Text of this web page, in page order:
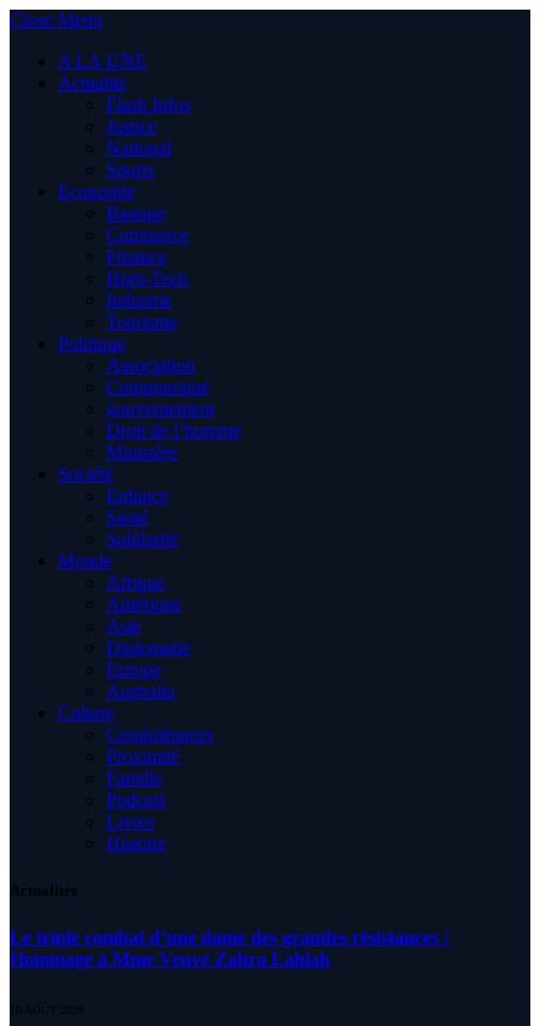
Close Menu
A LA UNE
Actualité
Flash Infos
Justice
National
Sports
Economie
Banque
Commerce
Finance
High-Tech
Industrie
Tourisme
Politique
Association
Communiqué
gouvernement
Droit de l’homme
Ministère
Société
Enfance
Santé
Solidarité
Monde
Afrique
Amérique
Asie
Diplomatie
Europe
Australia
Culture
Condoléances
Proximité
Famille
Podcast
Livres
Histoire
Actualités
Le triple combat d’une dame des grandes résistances :
Hommage à Mme Veuve Zahra Lahlah
10 AOÛT 2026